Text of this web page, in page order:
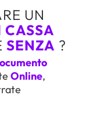
UN
CASSA
SENZA ?
Online,